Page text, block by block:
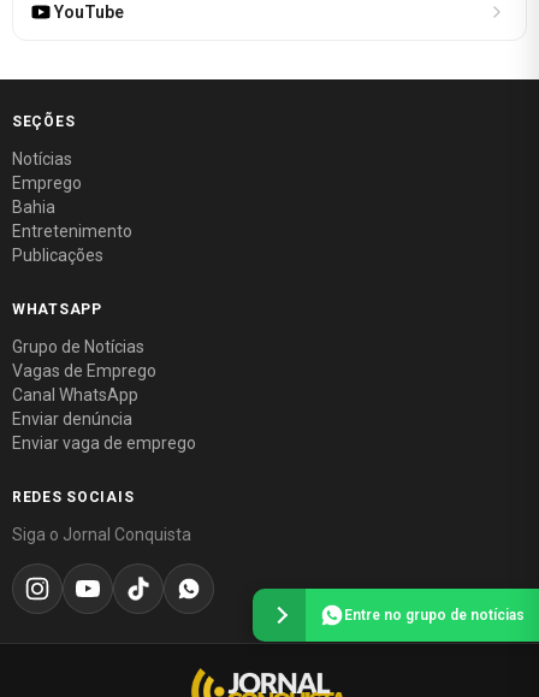
YouTube
SEÇÕES
Notícias
Emprego
Bahia
Entretenimento
Publicações
WHATSAPP
Grupo de Notícias
Vagas de Emprego
Canal WhatsApp
Enviar denúncia
Enviar vaga de emprego
REDES SOCIAIS
Siga o Jornal Conquista
Entre no grupo de notícias